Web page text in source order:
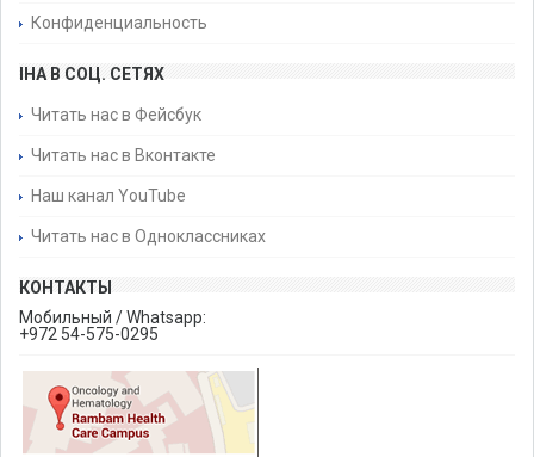
Конфиденциальность
IHA В СОЦ. СЕТЯХ
Читать нас в Фейсбук
Читать нас в Вконтакте
Наш канал YouTube
Читать нас в Одноклассниках
КОНТАКТЫ
Мобильный / Whatsapp:
+972 54-575-0295